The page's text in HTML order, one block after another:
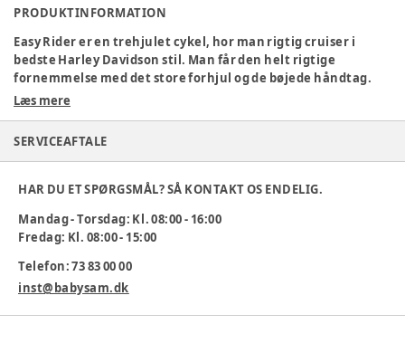
PRODUKTINFORMATION
Easy Rider er en trehjulet cykel, hor man rigtig cruiser i
bedste Harley Davidson stil. Man får den helt rigtige
fornemmelse med det store forhjul og de bøjede håndtag.
L: 80 B: 59 H: 62 cm.
Alder 4-7 år.
Sædehøjde 15 cm.
Læs mere
SERVICEAFTALE
HAR DU ET SPØRGSMÅL? SÅ KONTAKT OS ENDELIG.
Mandag - Torsdag: Kl. 08:00 - 16:00
Fredag: Kl. 08:00 - 15:00
Telefon: 73 83 00 00
inst@babysam.dk